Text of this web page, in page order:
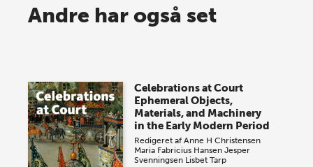
Spar op til 70% til sommer-
onsdag den 10. j…
Andre har også set
Celebrations at Court
Ephemeral Objects,
Materials, and Machinery
in the Early Modern Period
Redigeret afAnne H Christensen
Maria Fabricius Hansen Jesper
Svenningsen Lisbet Tarp